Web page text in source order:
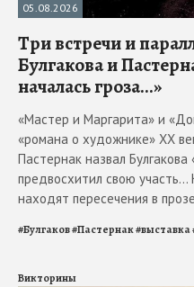
05.08.2026
Три встречи и
Булгакова и
началась гроза...»
«Мастер и Маргарита» и
«романа о художнике» ХХ
Пастернак назвал
предвосхитил свою
находят пересечения в
#Булгаков#Пастернак#выставка
Викторины